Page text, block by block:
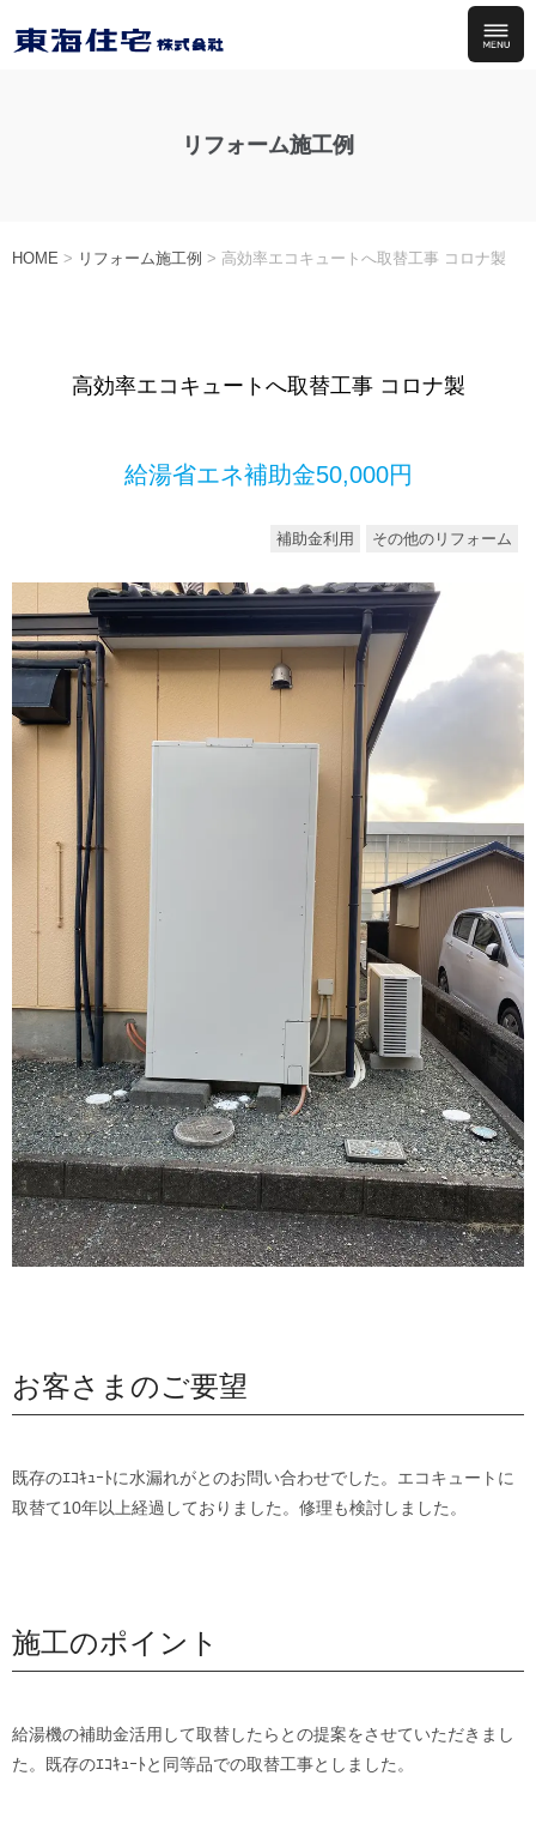
リフォーム施工例
HOME > リフォーム施工例 > 高効率エコキュートへ取替工事 コロナ製
高効率エコキュートへ取替工事 コロナ製
給湯省エネ補助金50,000円
補助金利用 その他のリフォーム
お客さまのご要望
既存のｴｺｷｭｰﾄに水漏れがとのお問い合わせでした。エコキュートに
取替て10年以上経過しておりました。修理も検討しました。
施工のポイント
給湯機の補助金活用して取替したらとの提案をさせていただきまし
た。既存のｴｺｷｭｰﾄと同等品での取替工事としました。